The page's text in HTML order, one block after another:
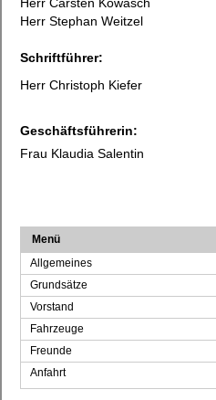
Herr Stephan Weitzel
Schriftführer:
Herr Christoph Kiefer
Geschäftsführerin:
Frau Klaudia Salentin
Menü
Allgemeines
Grundsätze
Vorstand
Fahrzeuge
Freunde
Anfahrt